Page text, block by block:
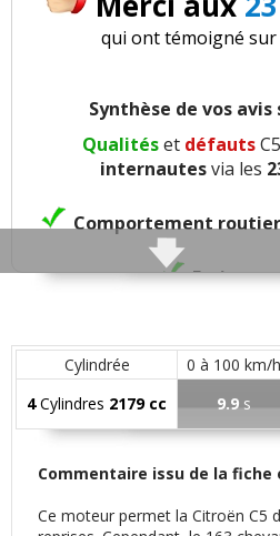
qui ont témoigné
Synthèse de vos
Qualitéset défauts
internautesvia les
Comportement routier
Freinage
Poids:1
Confort global:16
Cylindrée 0 à 100 km/h
4Cylindres 2179 cc 9.9s
Commentaire issu de la fiche
Ce moteur permet la Citroën C5